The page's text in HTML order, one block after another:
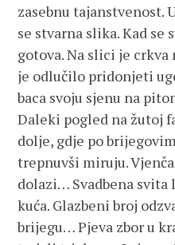
zasebnu tajanstvenost.
se stvarna slika. Kad
gotova. Na slici je crkva
je odlučilo pridonjeti
baca svoju sjenu na
Daleki pogled na žutoj
dolje, gdje po
trepnuvši miruju.
dolazi… Svadbena
kuća. Glazbeni broj
brijegu… Pjeva zbor u